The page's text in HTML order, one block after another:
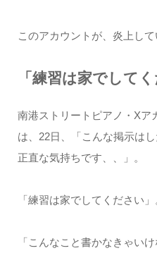
このアカウントが、炎上して
「練習は家でしてく
南港ストリートピアノ・Xア
は、22日、「こんな掲示は
正直な気持ちです、、」。
「練習は家でしてください」
「こんなこと書かなきゃい